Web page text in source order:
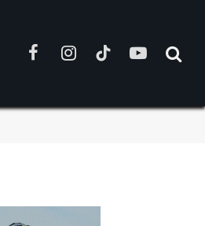
FacebookInstagramTikTokYouTube